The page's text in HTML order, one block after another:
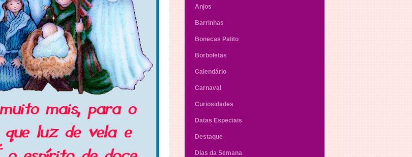
Anjos
Barrinhas
Bonecas Palito
Borboletas
Calendário
Carnaval
Curiosidades
Datas Especiais
Destaque
Dias da Semana